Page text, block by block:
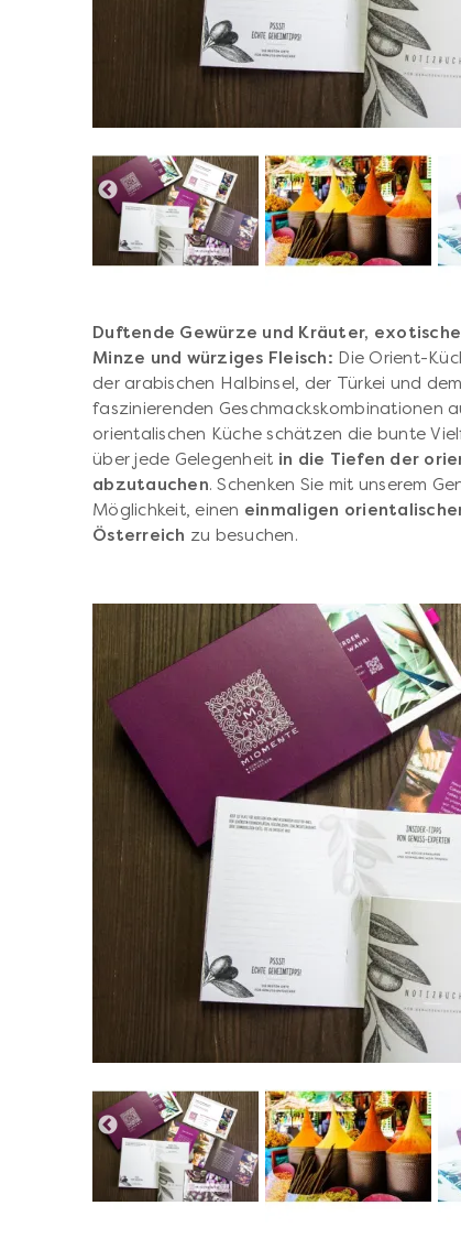
Duftende Gewürze und Kräuter,
Minze und würziges Fleisch: Die Orient-
der arabischen Halbinsel, der Türkei und
faszinierenden Geschmackskombinationen
orientalischen Küche schätzen die bunte
über jede Gelegenheit in die Tiefen der
abzutauchen. Schenken Sie mit unserem
Möglichkeit, einen einmaligen
Österreich zu besuchen.